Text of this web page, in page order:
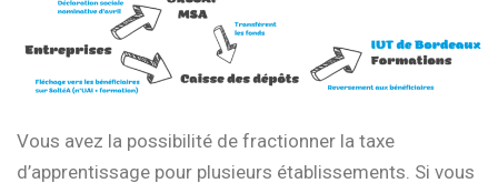
Vous avez la possibilité de fractionner la taxe
d’apprentissage pour plusieurs établissements. Si vous